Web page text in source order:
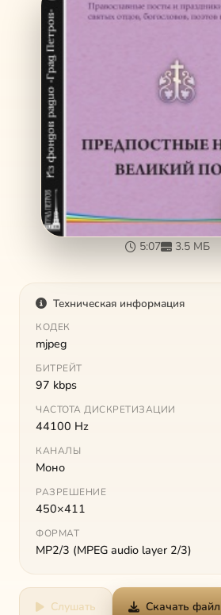
5:07 3.5 МБ
Техническая информация
КОДЕК
mjpeg
БИТРЕЙТ
97 kbps
ЧАСТОТА ДИСКРЕТИЗАЦИИ
44100 Hz
КАНАЛЫ
Моно
РАЗРЕШЕНИЕ
450×411
ФОРМАТ
MP2/3 (MPEG audio layer 2/3)
Слушать Скачать файл